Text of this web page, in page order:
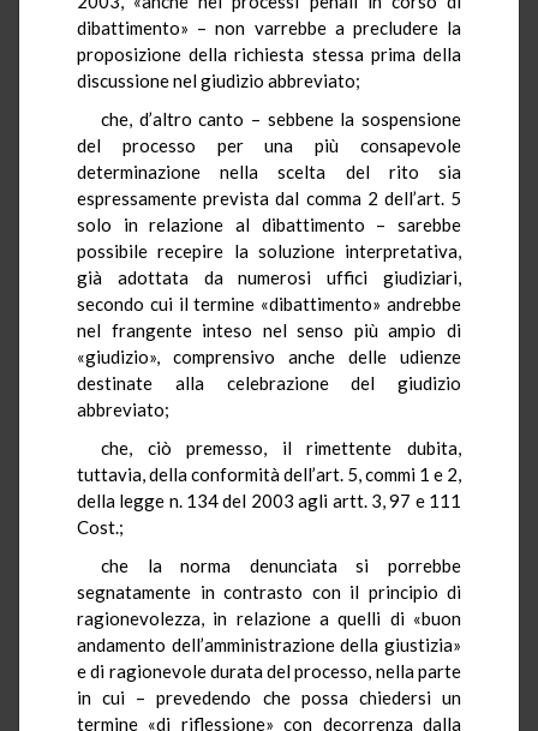
dibattimento» – non varrebbe a precludere la
proposizione della richiesta stessa prima della
discussione nel giudizio abbreviato;
che, d’altro canto – sebbene la sospensione
del processo per una più consapevole
determinazione nella scelta del rito sia
espressamente prevista dal comma 2 dell’art. 5
solo in relazione al dibattimento – sarebbe
possibile recepire la soluzione interpretativa,
già adottata da numerosi uffici giudiziari,
secondo cui il termine «dibattimento» andrebbe
nel frangente inteso nel senso più ampio di
«giudizio», comprensivo anche delle udienze
destinate alla celebrazione del giudizio
abbreviato;
che, ciò premesso, il rimettente dubita,
tuttavia, della conformità dell’art. 5, commi 1 e 2,
della legge n. 134 del 2003 agli artt. 3, 97 e 111
Cost.;
che la norma denunciata si porrebbe
segnatamente in contrasto con il principio di
ragionevolezza, in relazione a quelli di «buon
andamento dell’amministrazione della giustizia»
e di ragionevole durata del processo, nella parte
in cui – prevedendo che possa chiedersi un
termine «di riflessione» con decorrenza dalla